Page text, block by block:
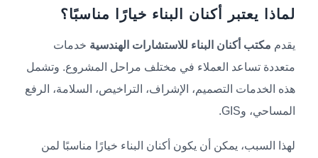
لماذا يعتبر أكنان البناء خيارًا مناسبًا؟
يقدم مكتب أكنان البناء للاستشارات الهندسية خدمات
متعددة تساعد العملاء في مختلف مراحل المشروع. وتشمل
هذه الخدمات التصميم، الإشراف، التراخيص، السلامة، الرفع
المساحي، وGIS.
لهذا السبب، يمكن أن يكون أكنان البناء خيارًا مناسبًا لمن